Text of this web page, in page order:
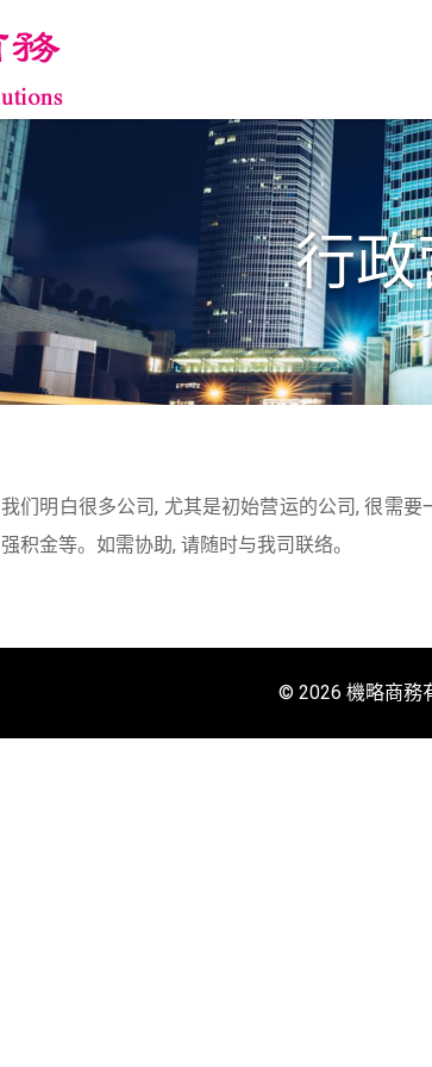
行
我们明白很多公司, 尤其是初始营运的公司, 很需
强积金等。如需协助, 请随时与我司联络。
© 2026 機略商務